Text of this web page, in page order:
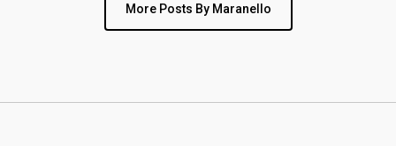
More Posts By Maranello